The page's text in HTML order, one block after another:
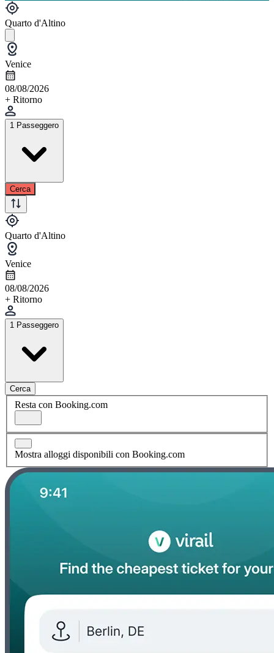
Quarto d'Altino
Venice
08/08/2026
+ Ritorno
1 Passeggero
Cerca
Quarto d'Altino
Venice
08/08/2026
+ Ritorno
1 Passeggero
Cerca
Resta con Booking.com
Mostra alloggi disponibili con Booking.com